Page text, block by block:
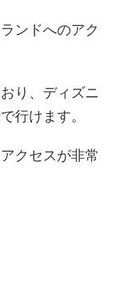
ンドへのアク
り、ディズニ
行けます。
クセスが非常